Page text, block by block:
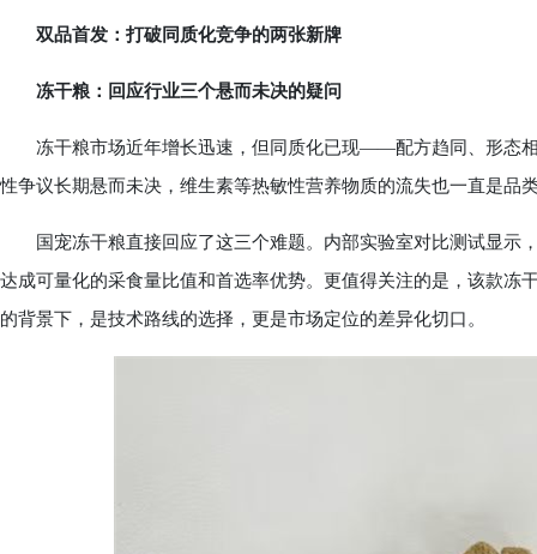
双品首发：打破同质化竞争的两张新牌
冻干粮：回应行业三个悬而未决的疑问
冻干粮市场近年增长迅速，但同质化已现——配方趋同、形态相
性争议长期悬而未决，维生素等热敏性营养物质的流失也一直是品
国宠冻干粮直接回应了这三个难题。内部实验室对比测试显示
达成可量化的采食量比值和首选率优势。更值得关注的是，该款
的背景下，是技术路线的选择，更是市场定位的差异化切口。